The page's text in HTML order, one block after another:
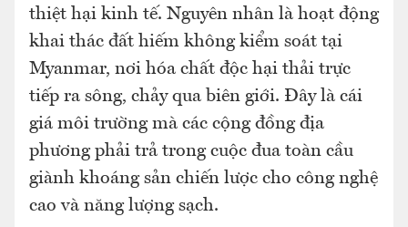
thiệt hại kinh tế. Nguyên nhân là hoạt động
khai thác đất hiếm không kiểm soát tại
Myanmar, nơi hóa chất độc hại thải trực
tiếp ra sông, chảy qua biên giới. Đây là cái
giá môi trường mà các cộng đồng địa
phương phải trả trong cuộc đua toàn cầu
giành khoáng sản chiến lược cho công nghệ
cao và năng lượng sạch.